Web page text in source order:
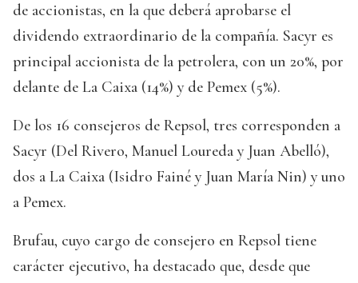
de accionistas, en la que deberá aprobarse el
dividendo extraordinario de la compañía. Sacyr es
principal accionista de la petrolera, con un 20%, por
delante de La Caixa (14%) y de Pemex (5%).
De los 16 consejeros de Repsol, tres corresponden a
Sacyr (Del Rivero, Manuel Loureda y Juan Abelló),
dos a La Caixa (Isidro Fainé y Juan María Nin) y uno
a Pemex.
Brufau, cuyo cargo de consejero en Repsol tiene
carácter ejecutivo, ha destacado que, desde que